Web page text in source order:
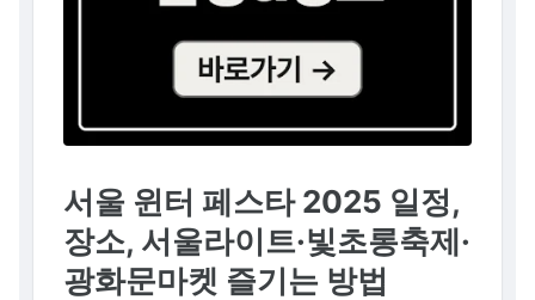
서울 윈터 페스타 2025 일정,
장소, 서울라이트·빛초롱축제·
광화문마켓 즐기는 방법